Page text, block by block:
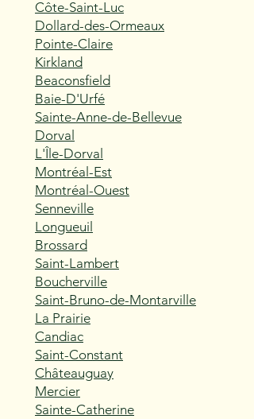
Côte-Saint-Luc
Dollard-des-Ormeaux
Pointe-Claire
Kirkland
Beaconsfield
Baie-D'Urfé
Sainte-Anne-de-Bellevue
Dorval
L'Île-Dorval
Montréal-Est
Montréal-Ouest
Senneville
Longueuil
Brossard
Saint-Lambert
Boucherville
Saint-Bruno-de-Montarville
La Prairie
Candiac
Saint-Constant
Châteauguay
Mercier
Sainte-Catherine